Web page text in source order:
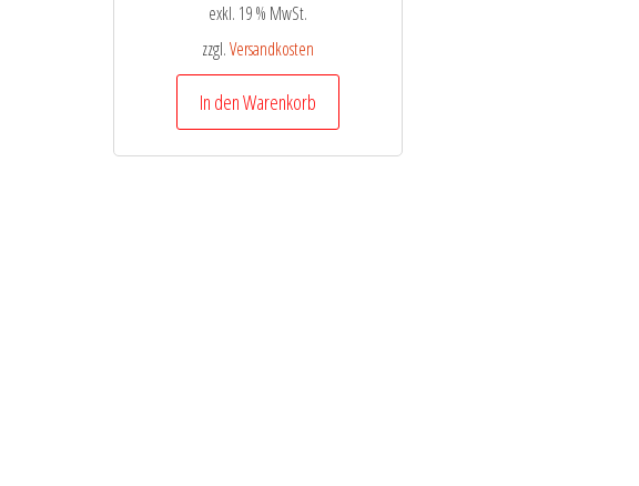
exkl. 19 % MwSt.
zzgl.Versandkosten
In den Warenkorb